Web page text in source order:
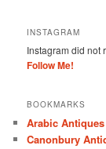
INSTAGRAM
Instagram did not
Follow Me!
BOOKMARKS
Arabic Antiques
Canonbury